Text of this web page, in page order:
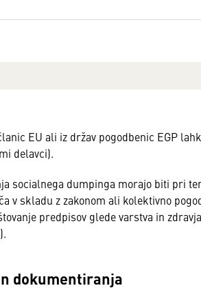
EU ali iz držav pogodbenic EGP
delavci).
socialnega dumpinga morajo biti pri
v skladu z zakonom ali kolektivno
predpisov glede varstva in
dokumentiranja